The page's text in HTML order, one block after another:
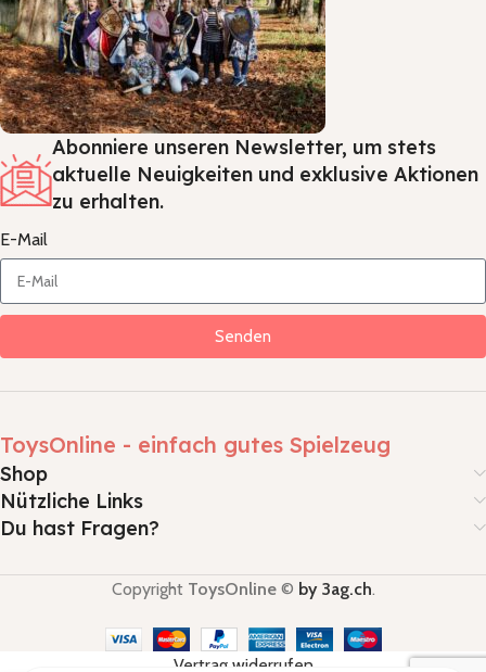
Abonniere unseren Newsletter, um stets
aktuelle Neuigkeiten und exklusive Aktionen
zu erhalten.
E-Mail
Senden
ToysOnline - einfach gutes Spielzeug
Shop
Nützliche Links
Du hast Fragen?
Copyright ToysOnline© by 3ag.ch.
Vertrag widerrufen